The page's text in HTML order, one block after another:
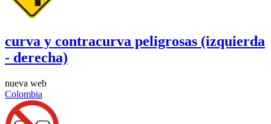
curva y contracurva peligrosas (izquierda
- derecha)
nueva web
Colombia